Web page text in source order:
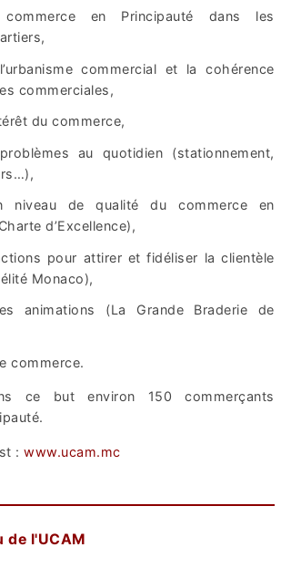
en Principauté dans les
commercial et la cohérence
commerciales,
du commerce,
au quotidien (stationnement,
niveau de qualité du commerce en
d’Excellence),
pour attirer et fidéliser la clientèle
Monaco),
animations (La Grande Braderie de
commerce.
ce but environ 150 commerçants
:www.ucam.mc
de l'UCAM